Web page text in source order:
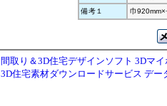
備考１
巾
間取り＆3D住宅デザインソフト 3Dマ
3D住宅素材ダウンロードサービス デー